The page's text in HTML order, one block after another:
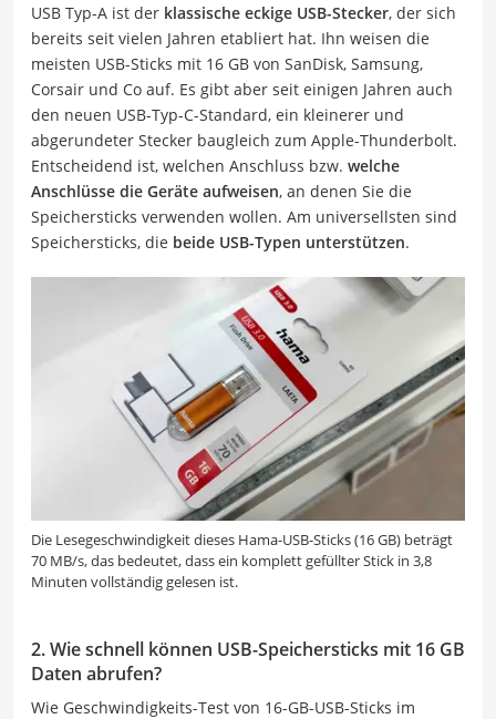
USB Typ-A ist der klassische eckige USB-Stecker, der sich
bereits seit vielen Jahren etabliert hat. Ihn weisen die
meisten USB-Sticks mit 16 GB von SanDisk, Samsung,
Corsair und Co auf. Es gibt aber seit einigen Jahren auch
den neuen USB-Typ-C-Standard, ein kleinerer und
abgerundeter Stecker baugleich zum Apple-Thunderbolt.
Entscheidend ist, welchen Anschluss bzw. welche
Anschlüsse die Geräte aufweisen, an denen Sie die
Speichersticks verwenden wollen. Am universellsten sind
Speichersticks, die beide USB-Typen unterstützen.
Die Lesegeschwindigkeit dieses Hama-USB-Sticks (16 GB) beträgt
70 MB/s, das bedeutet, dass ein komplett gefüllter Stick in 3,8
Minuten vollständig gelesen ist.
2. Wie schnell können USB-Speichersticks mit 16 GB
Daten abrufen?
Wie Geschwindigkeits-Test von 16-GB-USB-Sticks im